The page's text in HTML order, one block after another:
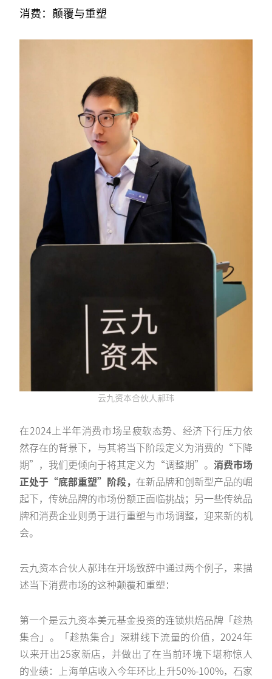
消费：颠覆与重塑
云九资本合伙人郝玮
在2024上半年消费市场呈疲软态势、经济下行压力依
然存在的背景下，与其将当下阶段定义为消费的“下降
期”，我们更倾向于将其定义为“调整期”。 消费市场
正处于“底部重塑”阶段， 在新品牌和创新型产品的崛
起下，传统品牌的市场份额正面临挑战；另一些传统品
牌和消费企业则勇于进行重塑与市场调整，迎来新的机
会。
云九资本合伙人郝玮在开场致辞中通过两个例子，来描
述当下消费市场的这种颠覆和重塑：
第一个是云九资本美元基金投资的连锁烘焙品牌「趁热
集合」。「趁热集合」深耕线下流量的价值，2024年
以来开出25家新店，并做出了在当前环境下堪称惊人
的业绩：上海单店收入今年环比上升50%-100%，石家